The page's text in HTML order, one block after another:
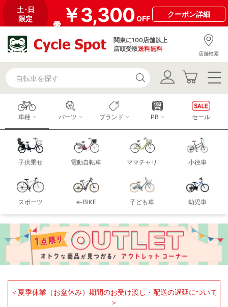
土･日
限定
￥3,300OFF
クーポン詳細
関東に100店舗以上
店頭受取送料無料
店舗検索
車種
子供乗せ 電動自転車 ママチャリ 小径車
スポーツ e-BIKE 子ども車 幼児車
パーツ ブランド PB セール
＜夏季休業（お盆休み）期間のお受け渡し・配送の遅延について
＞